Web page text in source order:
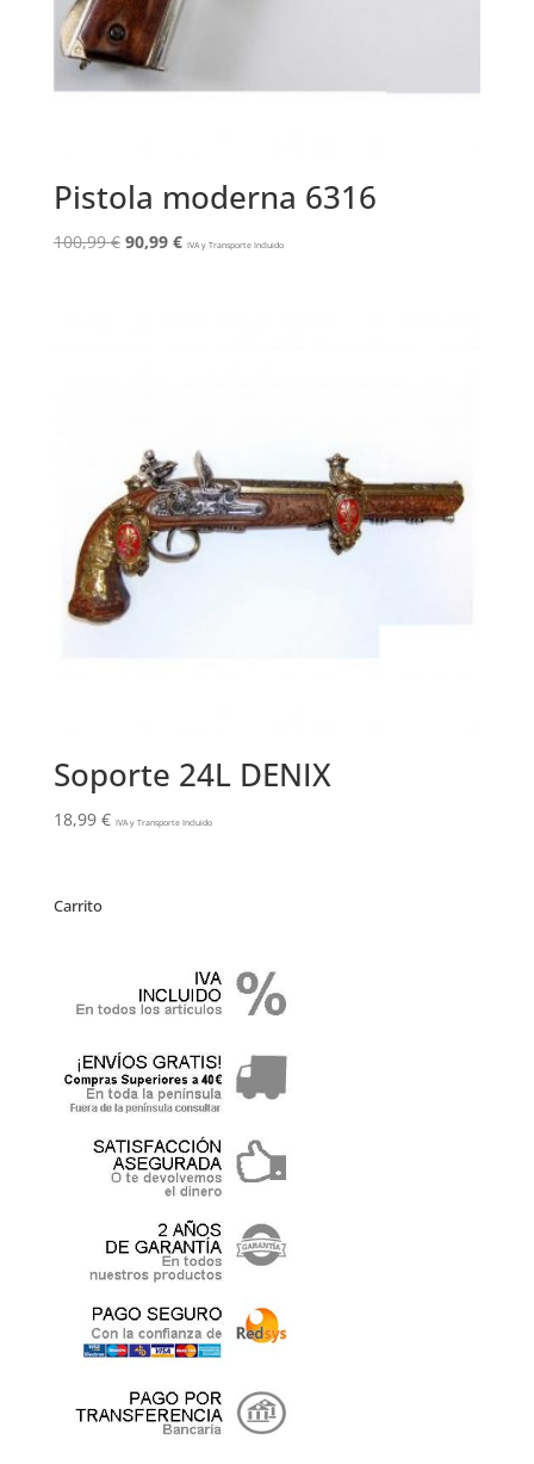
Pistola moderna 6316
100,99€ El
90,99 €ElIVA y Transporte Incluido
Soporte 24L DENIX
18,99 € IVA y Transporte Incluido
Carrito